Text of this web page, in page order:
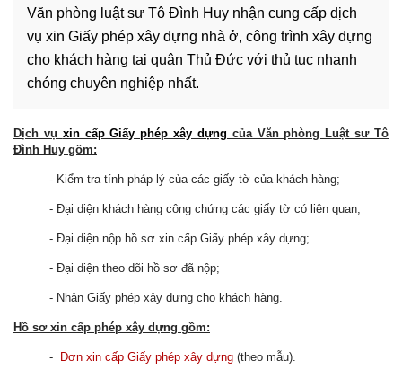
MẪU
LIÊN
HỆ
Văn phòng luật sư Tô Đình Huy nhận cung cấp dịch
vụ xin Giấy phép xây dựng nhà ở, công trình xây dựng
cho khách hàng tại quận Thủ Đức với thủ tục nhanh
chóng chuyên nghiệp nhất.
Dịch vụ xin cấp Giấy phép xây dựng của Văn phòng Luật sư Tô
Đình Huy gồm:
- Kiểm tra tính pháp lý của các giấy tờ của khách hàng;
- Đại diện khách hàng công chứng các giấy tờ có liên quan;
- Đại diện nộp hồ sơ xin cấp Giấy phép xây dựng;
- Đại diện theo dõi hồ sơ đã nộp;
- Nhận Giấy phép xây dựng cho khách hàng.
Hồ sơ xin cấp phép xây dựng gồm:
- Đơn xin cấp Giấy phép xây dựng (theo mẫu).